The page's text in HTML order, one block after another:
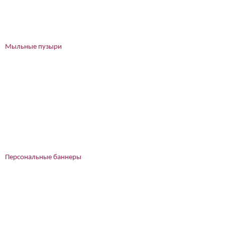
Мыльные пузыри
Персональные баннеры